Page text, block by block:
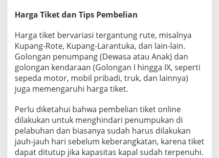
Harga Tiket dan Tips Pembelian
Harga tiket bervariasi tergantung rute, misalnya
Kupang-Rote, Kupang-Larantuka, dan lain-lain.
Golongan penumpang (Dewasa atau Anak) dan
golongan kendaraan (Golongan I hingga IX, seperti
sepeda motor, mobil pribadi, truk, dan lainnya)
juga memengaruhi harga tiket.
Perlu diketahui bahwa pembelian tiket online
dilakukan untuk menghindari penumpukan di
pelabuhan dan biasanya sudah harus dilakukan
jauh-jauh hari sebelum keberangkatan, karena tiket
dapat ditutup jika kapasitas kapal sudah terpenuhi.